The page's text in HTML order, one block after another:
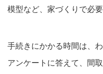
模型など、家づくりで必
手続きにかかる時間は、
アンケートに答えて、間